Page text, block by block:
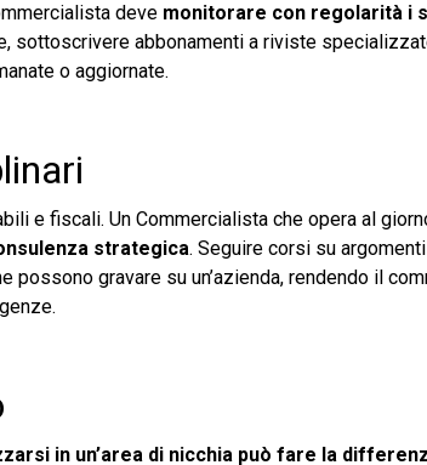
deve monitorare con regolarità i
sottoscrivere abbonamenti a riviste
o aggiornate.
e fiscali. Un Commercialista che opera al
strategica. Seguire corsi su
gravare su un’azienda, rendendo il
in un’area di nicchia può fare la